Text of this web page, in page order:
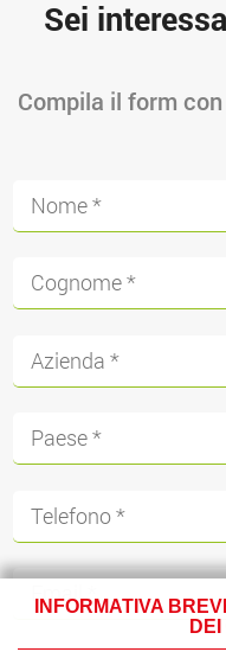
Sei
Compila il form
INFORMATIVA